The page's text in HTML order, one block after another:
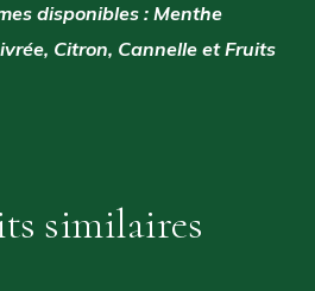
disponibles : Menthe
Citron, Cannelle et Fruits
similaires